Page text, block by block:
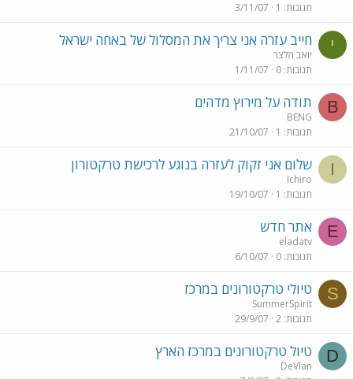
תגובות 1
3/11/07
י חייב עזרה אני צריך את המסלול של באחה ישראל
יואב מלצר
תגובות 0
1/11/07
B תודה על מירוץ מדהים
BENG
תגובות 1
21/10/07
I שלום אני זקוק לעזרה בנוגע לרכישת טרקטורון
Ichiro
תגובות 1
19/10/07
E אתר חדש
eladatv
תגובות 0
6/10/07
S טיולי טרקטורונים במרכז
SummerSpirit
תגובות 2
29/9/07
D טיול טרקטורונים במרכז הארץ
DeVlan